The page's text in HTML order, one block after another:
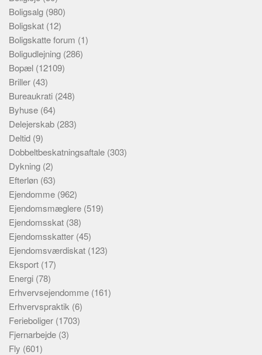
Boligsalg (980)
Boligskat (12)
Boligskatte forum (1)
Boligudlejning (286)
Bopæl (12109)
Briller (43)
Bureaukrati (248)
Byhuse (64)
Delejerskab (283)
Deltid (9)
Dobbeltbeskatningsaftale (303)
Dykning (2)
Efterløn (63)
Ejendomme (962)
Ejendomsmæglere (519)
Ejendomsskat (38)
Ejendomsskatter (45)
Ejendomsværdiskat (123)
Eksport (17)
Energi (78)
Erhvervsejendomme (161)
Erhvervspraktik (6)
Ferieboliger (1703)
Fjernarbejde (3)
Fly (601)